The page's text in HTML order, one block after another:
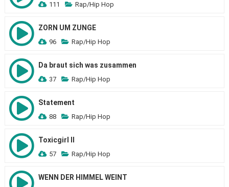
111 Rap/Hip Hop
ZORN UM ZUNGE
96 Rap/Hip Hop
Da braut sich was zusammen
37 Rap/Hip Hop
Statement
88 Rap/Hip Hop
Toxicgirl II
57 Rap/Hip Hop
WENN DER HIMMEL WEINT